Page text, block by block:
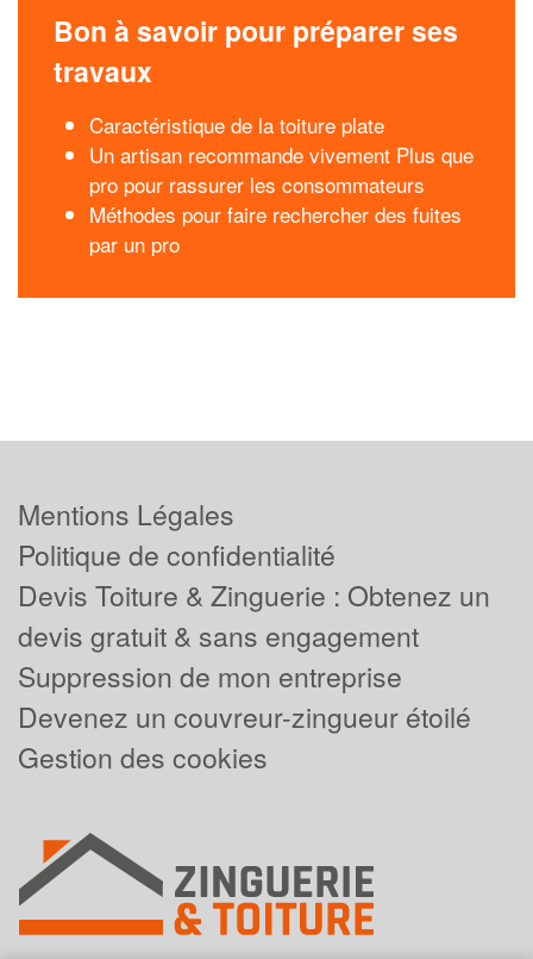
Bon à savoir pour préparer ses
travaux
Caractéristique de la toiture plate
Un artisan recommande vivement Plus que
pro pour rassurer les consommateurs
Méthodes pour faire rechercher des fuites
par un pro
Mentions Légales
Politique de confidentialité
Devis Toiture & Zinguerie : Obtenez un
devis gratuit & sans engagement
Suppression de mon entreprise
Devenez un couvreur-zingueur étoilé
Gestion des cookies